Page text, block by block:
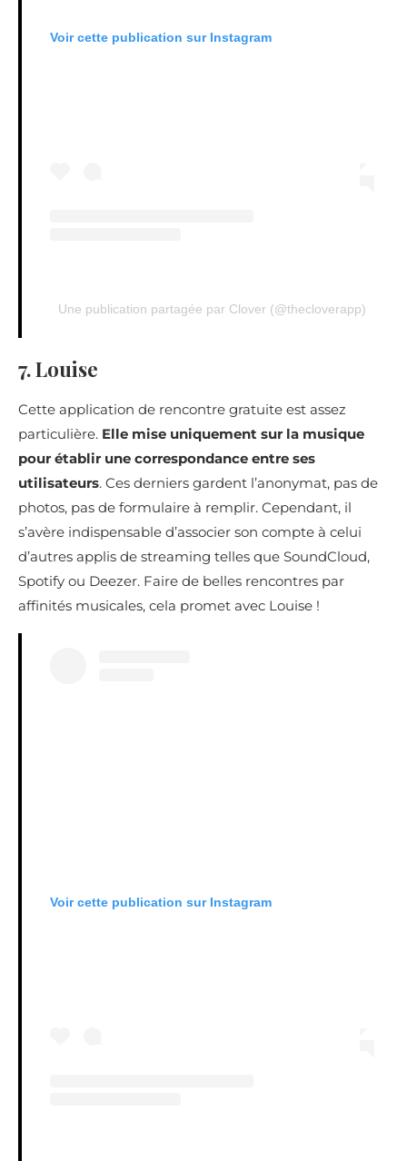
Voir cette publication sur Instagram
Une publication partagée par Clover (@thecloverapp)
7. Louise
Cette application de rencontre gratuite est assez
particulière. Elle mise uniquement sur la musique
pour établir une correspondance entre ses
utilisateurs. Ces derniers gardent l’anonymat, pas de
photos, pas de formulaire à remplir. Cependant, il
s’avère indispensable d’associer son compte à celui
d’autres applis de streaming telles que SoundCloud,
Spotify ou Deezer. Faire de belles rencontres par
affinités musicales, cela promet avec Louise !
Voir cette publication sur Instagram